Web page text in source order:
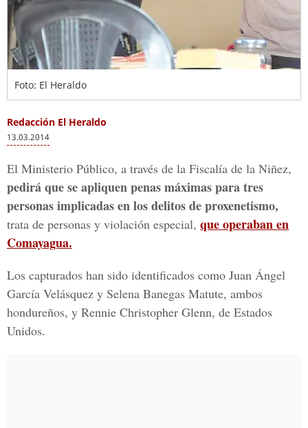
Foto: El Heraldo
Redacción El Heraldo
13.03.2014
El Ministerio Público, a través de la Fiscalía de la Niñez,
pedirá que se apliquen penas máximas para tres
personas implicadas en los delitos de proxenetismo,
trata de personas y violación especial, que operaban en
Comayagua.
Los capturados han sido identificados como Juan Ángel
García Velásquez y Selena Banegas Matute, ambos
hondureños, y Rennie Christopher Glenn, de Estados
Unidos.